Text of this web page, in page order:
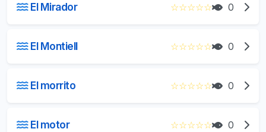
El Mirador ☆☆☆☆☆ 0
El Montiell ☆☆☆☆☆ 0
El morrito ☆☆☆☆☆ 0
El motor ☆☆☆☆☆ 0